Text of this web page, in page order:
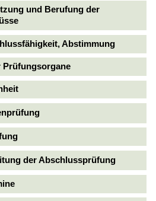
und Berufung der
Abstimmung
Prüfungsorgane
der Abschlussprüfung